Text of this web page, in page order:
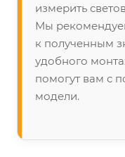
измерить
Мы
к полученным
удобного
помогут вам с
модели.